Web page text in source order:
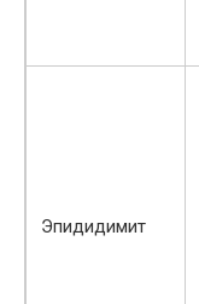
Эпидидимит